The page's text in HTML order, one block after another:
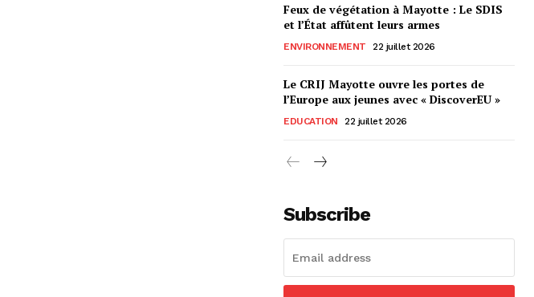
Feux de végétation à Mayotte : Le SDIS
et l’État affûtent leurs armes
ENVIRONNEMENT 22 juillet 2026
Le CRIJ Mayotte ouvre les portes de
l’Europe aux jeunes avec « DiscoverEU »
EDUCATION 22 juillet 2026
Subscribe